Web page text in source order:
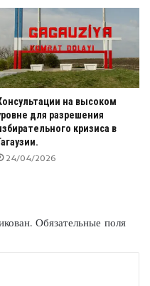
на высоком
для разрешения
кризиса в
24/04/2026
Обязательные поля